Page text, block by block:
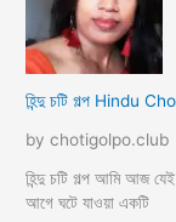
হিন্দু চটি গল্প Hindu
by chotigolpo.club
হিন্দু চটি গল্প আমি আজ
আগে ঘটে যাওয়া একটি